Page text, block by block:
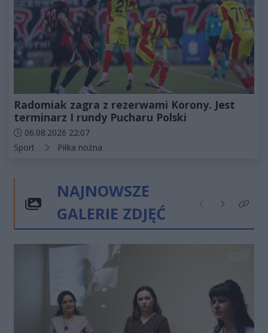
Radomiak zagra z rezerwami Korony. Jest
terminarz I rundy Pucharu Polski
Data dodania artykułu:
06.08.2026 22:07
Kategorie artykułu:
Sport Piłka nożna
NAJNOWSZE
GALERIE ZDJĘĆ
Poprzednie
NastępneKliknij